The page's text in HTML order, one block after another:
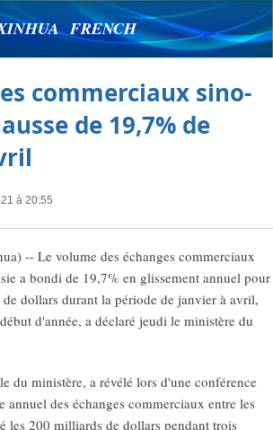
FRENCH
commerciaux sino-
de 19,7% de
à 20:55
-- Le volume des échanges commerciaux
a bondi de 19,7% en glissement annuel pour
dollars durant la période de janvier à avril,
d'année, a déclaré jeudi le ministère du
du ministère, a révélé lors d'une conférence
annuel des échanges commerciaux entre les
les 200 milliards de dollars pendant trois